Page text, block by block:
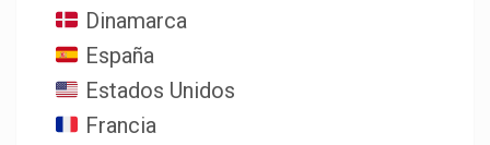
Dinamarca
España
Estados Unidos
Francia